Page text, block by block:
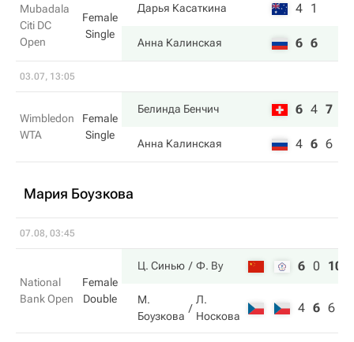
Mubadala
Citi DC
Open
Female
Single
Дарья Касаткина 4 1
Анна Калинская 6 6
03.07, 13:05
Wimbledon
WTA
Female
Single
Белинда Бенчич 6 4 7
Анна Калинская 4 6 6
Мария Боузкова
07.08, 03:45
National
Bank Open
Female
Double
Ц. Синью Ф. Ву 6 0 10
М.
Боузкова
Л.
Носкова
4 6 6